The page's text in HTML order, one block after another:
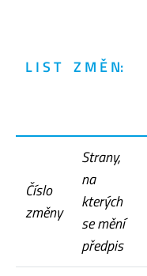
L I S T Z M Ě N:
Číslo
změny
Strany,
na
kterých
se mění
předpis